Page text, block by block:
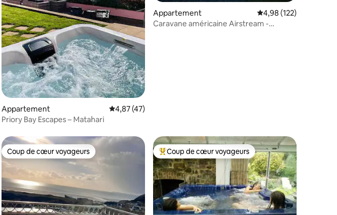
sur la base de 19 commentaires : 4,95 sur 5
Appartement Évaluation moyenne sur la base de 47 commentaires : 4,87 sur 5
4,87 (47)
Priory Bay Escapes – Matahari
Appartement Évaluation moyenne
4,98 (122)
Caravane américaine Airstream -
Coup de cœur voyageurs
Coup de cœur voyageurs Coups de cœur voyageurs les plus appréciés
Coup de cœur voyageurs